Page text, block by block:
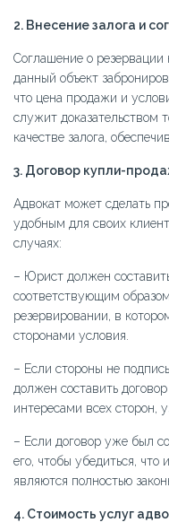
2. Внесение залога и
Соглашение о
данный объект
что цена продажи и
служит доказательством
качестве залога,
3. Договор купли-
Адвокат может сделать
удобным для своих
случаях:
– Юрист должен
соответствующим
резервировании, в
сторонами условия.
– Если стороны не
должен составить
интересами всех сторон,
– Если договор уже был
его, чтобы убедиться,
являются полностью
4. Стоимость услуг